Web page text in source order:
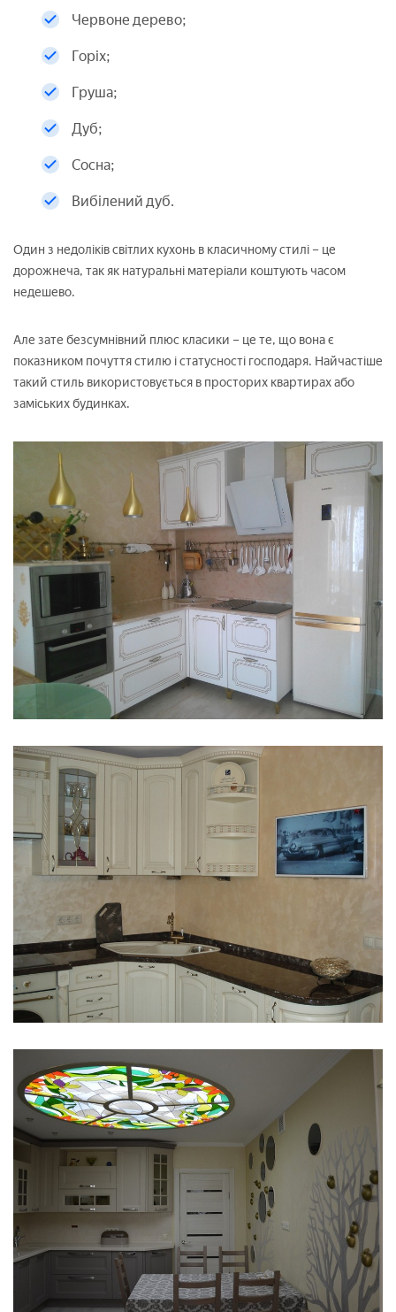
Червоне дерево;
Горіх;
Груша;
Дуб;
Сосна;
Вибілений дуб.
Один з недоліків світлих кухонь в класичному стилі – це
дорожнеча, так як натуральні матеріали коштують часом
недешево.
Але зате безсумнівний плюс класики – це те, що вона є
показником почуття стилю і статусності господаря. Найчастіше
такий стиль використовується в просторих квартирах або
заміських будинках.